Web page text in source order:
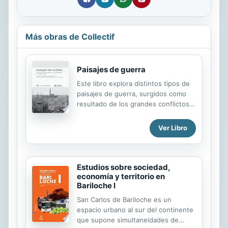
Más obras de Collectif
Paisajes de guerra
Este libro explora distintos tipos de
paisajes de guerra, surgidos como
resultado de los grandes conflictos
pasado. Comparando el devenir de
estos paisajes en Francia, España,
Alemania, Rusia, Hungría, Polonia, los
países bálticos, Ucrania, Camboya y
Japón, se busca profundizar en sus
huellas, en las reconstrucciones de
la posguerra y en la
patrimonialización más reciente de
estos testimonios. La obra insiste en
el carácter transnacional de esta
historia particular de las
Ver Libro
Estudios sobre sociedad,
economía y territorio en
Bariloche I
San Carlos de Bariloche es un
espacio urbano al sur del continente
que supone simultaneidades de